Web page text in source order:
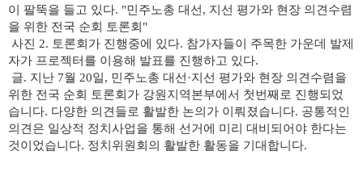
이 팔뚝을 들고 있다. "민주노총 대선, 지선 평가와 현장 의견수렴
을 위한 전국 순회 토론회"
사진 2. 토론회가 진행중에 있다. 참가자들이 주목한 가운데 발제
자가 프로젝터를 이용해 발표를 진행하고 있다.
글. 지난 7월 20일, 민주노총 대선·지선 평가와 현장 의견수렴을
위한 전국 순회 토론회가 강원지역본부에서 첫번째로 진행되었
습니다. 다양한 의견들로 활발한 논의가 이뤄졌습니다. 공통적인
의견은 일상적 정치사업을 통해 선거에 미리 대비되어야 한다는
것이었습니다. 정치위원회의 활발한 활동을 기대합니다.